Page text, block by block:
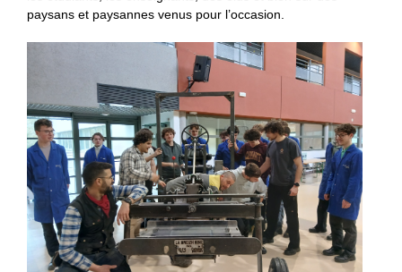
paysans et paysannes venus pour l’occasion.